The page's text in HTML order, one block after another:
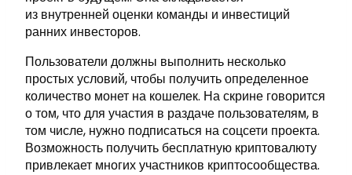
из внутренней оценки команды и инвестиций
ранних инвесторов.
Пользователи должны выполнить несколько
простых условий, чтобы получить определенное
количество монет на кошелек. На скрине говорится
о том, что для участия в раздаче пользователям, в
том числе, нужно подписаться на соцсети проекта.
Возможность получить бесплатную криптовалюту
привлекает многих участников криптосообщества.